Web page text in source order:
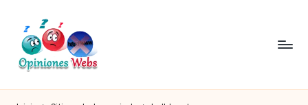
Saltar
contenido
O